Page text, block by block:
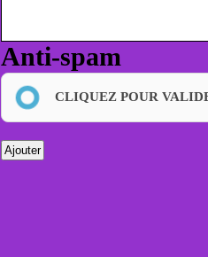
Anti-spam
CLIQUEZ POUR